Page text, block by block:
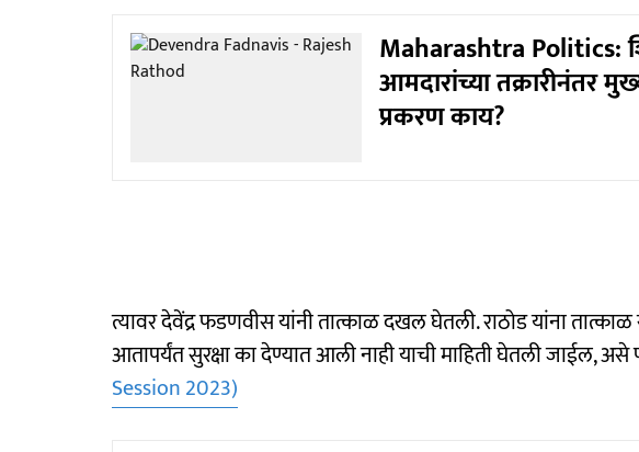
Maharashtra Politics:
आमदारांच्या तक्रारीनंतर
प्रकरण काय?
त्यावर देवेंद्र फडणवीस यांनी तात्काळ दखल घेतली. राठोड यांना
आतापर्यंत सुरक्षा का देण्यात आली नाही याची माहिती घेतली जाईल,
Session 2023)